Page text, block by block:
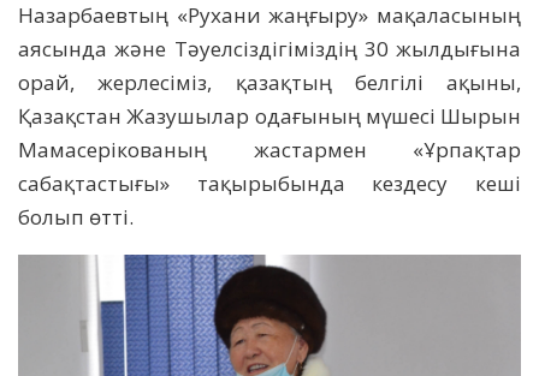
Назарбаевтың «Рухани жаңғыру» мақаласының
аясында және Тәуелсіздігіміздің 30 жылдығына
орай, жерлесіміз, қазақтың белгілі ақыны,
Қазақстан Жазушылар одағының мүшесі Шырын
Мамасерікованың жастармен «Ұрпақтар
сабақтастығы» тақырыбында кездесу кеші
болып өтті.